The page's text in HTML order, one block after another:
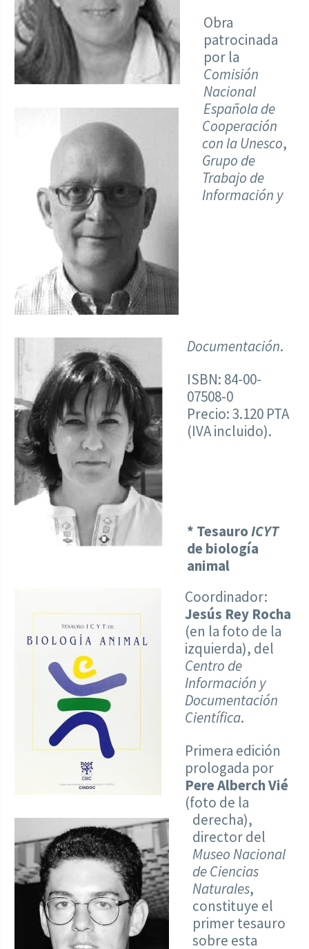
Obra
patrocinada
por la
Comisión
Nacional
Española de
Cooperación
con la Unesco,
Grupo de
Trabajo de
Información y
Documentación.
ISBN: 84-00-
07508-0
Precio: 3.120 PTA
(IVA incluido).
* TesauroICYT
de biología
animal
Coordinador:
Jesús Rey Rocha
(en la foto de la
izquierda), del
Centro de
Información y
Documentación
Científica.
Primera edición
prologada por
Pere Alberch Vié
(foto de la
derecha),
director del
Museo Nacional
de Ciencias
Naturales,
constituye el
primer tesauro
sobre esta